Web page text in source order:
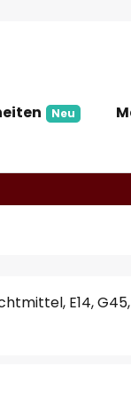
Neu
E14,